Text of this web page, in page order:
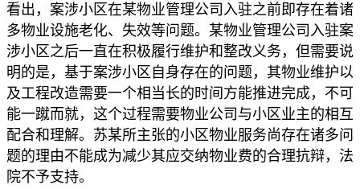
看出，案涉小区在某物业管理公司入驻之前即存在着诸
多物业设施老化、失效等问题。某物业管理公司入驻案
涉小区之后一直在积极履行维护和整改义务，但需要说
明的是，基于案涉小区自身存在的问题，其物业维护以
及工程改造需要一个相当长的时间方能推进完成，不可
能一蹴而就，这个过程需要物业公司与小区业主的相互
配合和理解。苏某所主张的小区物业服务尚存在诸多问
题的理由不能成为减少其应交纳物业费的合理抗辩，法
院不予支持。